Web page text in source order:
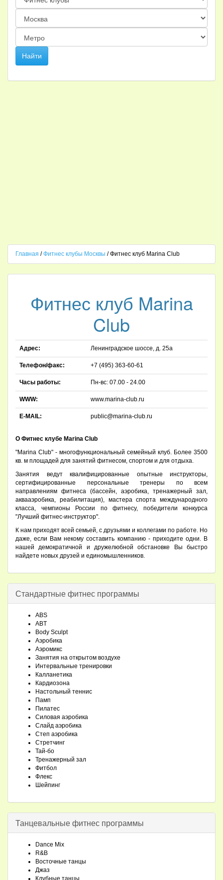
Главная /Фитнес клубы Москвы /Фитнес клуб Marina Club
Фитнес клуб Marina
Club
Адрес: Ленинградское шоссе, д. 25а
Телефон/факс: +7 (495) 363-60-61
Часы работы: Пн-вс: 07.00 - 24.00
WWW: www.marina-club.ru
E-MAIL: public@marina-club.ru
О Фитнес клубе Marina Club
"Marina Club" - многофункциональный семейный клуб. Более 3500
кв. м площадей для занятий фитнесом, спортом и для отдыха.
Занятия ведут квалифицированные опытные инструкторы,
сертифицированные персональные тренеры по всем
направлениям фитнеса (бассейн, аэробика, тренажерный зал,
аквааэробика, реабилитация), мастера спорта международного
класса, чемпионы России по фитнесу, победители конкурса
"Лучший фитнес-инструктор".
К нам приходят всей семьей, с друзьями и коллегами по работе. Но
даже, если Вам некому составить компанию - приходите одни. В
нашей демократичной и дружелюбной обстановке Вы быстро
найдете новых друзей и единомышленников.
Стандартные фитнес программы
ABS
ABT
Body Sculpt
Аэробика
Аэромикс
Занятия на открытом воздухе
Интервальные тренировки
Калланетика
Кардиозона
Настольный теннис
Памп
Пилатес
Силовая аэробика
Слайд аэробика
Степ аэробика
Стретчинг
Тай-бо
Тренажерный зал
Фитбол
Флекс
Шейпинг
Танцевальные фитнес программы
Dance Mix
R&B
Восточные танцы
Джаз
Клубные танцы